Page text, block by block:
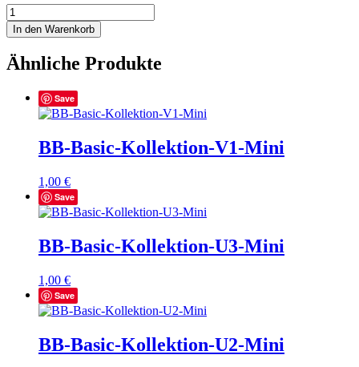
BB-
Basic-
Kollektion-
Y2-
Mini
In den Warenkorb
Ähnliche Produkte
Save
BB-Basic-Kollektion-V1-Mini
1,00 €
Save
BB-Basic-Kollektion-U3-Mini
1,00 €
Save
BB-Basic-Kollektion-U2-Mini